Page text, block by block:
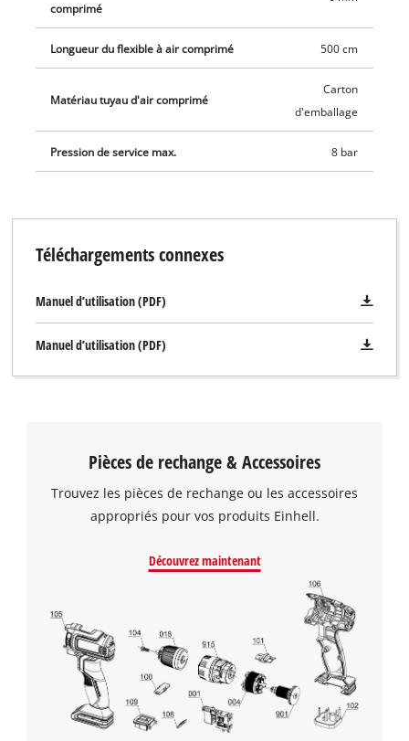
Nous avons besoin de ton accord pour
a quick-release coupling for changing the tools quickly.
comprimé
Longueur du flexible à air comprimé 500 cm
Matériau tuyau d'air comprimé
Carton
d'emballage
Pression de service max. 8 bar
Téléchargements connexes
Manuel d’utilisation (PDF)
Manuel d’utilisation (PDF)
Pièces de rechange & Accessoires
Trouvez les pièces de rechange ou les accessoires
appropriés pour vos produits Einhell.
Découvrez maintenant